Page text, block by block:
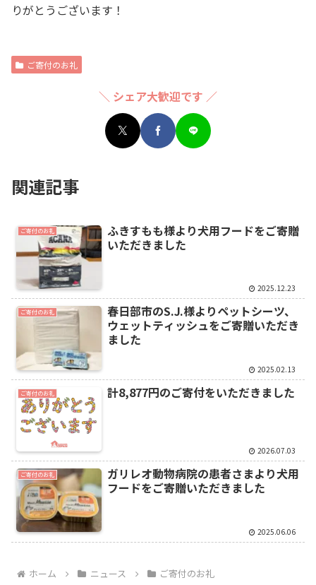
りがとうございます！
ご寄付のお礼
＼ シェア大歓迎です ／
関連記事
ご寄付のお礼
ふきすもも様より犬用フードをご寄贈
いただきました
2025.12.23
ご寄付のお礼
春日部市のS.J.様よりペットシーツ、
ウェットティッシュをご寄贈いただき
ました
2025.02.13
ご寄付のお礼 計8,877円のご寄付をいただきました
2026.07.03
ご寄付のお礼
ガリレオ動物病院の患者さまより犬用
フードをご寄贈いただきました
2025.06.06
ホーム ニュース ご寄付のお礼